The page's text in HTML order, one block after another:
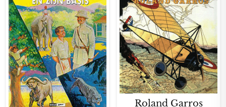
Roland Garros